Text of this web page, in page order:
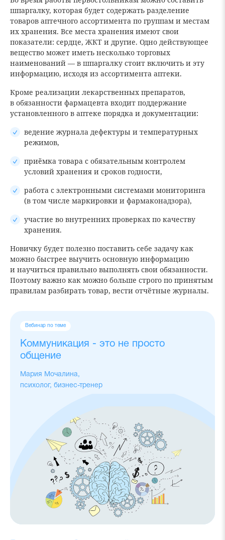
шпаргалку, которая будет содержать разделение
товаров аптечного ассортимента по группам и местам
их хранения. Все места хранения имеют свои
показатели: сердце, ЖКТ и другие. Одно действующее
вещество может иметь несколько торговых
наименований — в шпаргалку стоит включить и эту
информацию, исходя из ассортимента аптеки.
Кроме реализации лекарственных препаратов,
в обязанности фармацевта входит поддержание
установленного в аптеке порядка и документации:
ведение журнала дефектуры и температурных
режимов,
приёмка товара с обязательным контролем
условий хранения и сроков годности,
работа с электронными системами мониторинга
(в том числе маркировки и фармаконадзора),
участие во внутренних проверках по качеству
хранения.
Новичку будет полезно поставить себе задачу как
можно быстрее выучить основную информацию
и научиться правильно выполнять свои обязанности.
Поэтому важно как можно больше строго по принятым
правилам разбирать товар, вести отчётные журналы.
Коммуникация - это не просто
общение
Вебинар по теме
Мария Мочалина,
психолог, бизнес-тренер